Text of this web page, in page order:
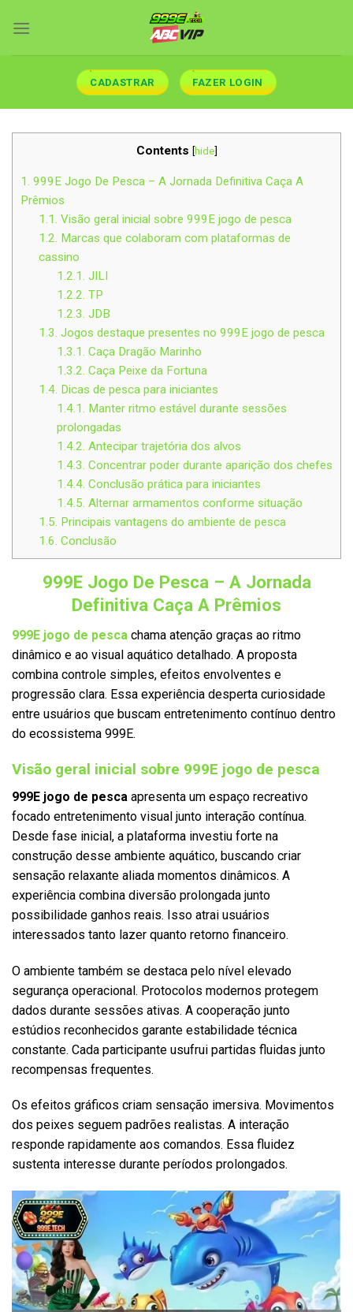
CADASTRAR FAZER LOGIN
Contents [hide]
1. 999E Jogo De Pesca – A Jornada Definitiva Caça A
Prêmios
1.1. Visão geral inicial sobre 999E jogo de pesca
1.2. Marcas que colaboram com plataformas de
cassino
1.2.1. JILI
1.2.2. TP
1.2.3. JDB
1.3. Jogos destaque presentes no 999E jogo de pesca
1.3.1. Caça Dragão Marinho
1.3.2. Caça Peixe da Fortuna
1.4. Dicas de pesca para iniciantes
1.4.1. Manter ritmo estável durante sessões
prolongadas
1.4.2. Antecipar trajetória dos alvos
1.4.3. Concentrar poder durante aparição dos chefes
1.4.4. Conclusão prática para iniciantes
1.4.5. Alternar armamentos conforme situação
1.5. Principais vantagens do ambiente de pesca
1.6. Conclusão
999E Jogo De Pesca – A Jornada
Definitiva Caça A Prêmios
999E jogo de pesca chama atenção graças ao ritmo
dinâmico e ao visual aquático detalhado. A proposta
combina controle simples, efeitos envolventes e
progressão clara. Essa experiência desperta curiosidade
entre usuários que buscam entretenimento contínuo dentro
do ecossistema 999E.
Visão geral inicial sobre 999E jogo de pesca
999E jogo de pesca apresenta um espaço recreativo
focado entretenimento visual junto interação contínua.
Desde fase inicial, a plataforma investiu forte na
construção desse ambiente aquático, buscando criar
sensação relaxante aliada momentos dinâmicos. A
experiência combina diversão prolongada junto
possibilidade ganhos reais. Isso atrai usuários
interessados tanto lazer quanto retorno financeiro.
O ambiente também se destaca pelo nível elevado
segurança operacional. Protocolos modernos protegem
dados durante sessões ativas. A cooperação junto
estúdios reconhecidos garante estabilidade técnica
constante. Cada participante usufrui partidas fluidas junto
recompensas frequentes.
Os efeitos gráficos criam sensação imersiva. Movimentos
dos peixes seguem padrões realistas. A interação
responde rapidamente aos comandos. Essa fluidez
sustenta interesse durante períodos prolongados.